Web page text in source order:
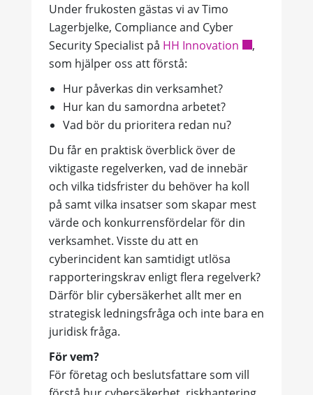
Under frukosten gästas vi avTimo
Lagerbjelke, Compliance and Cyber
Security Specialist på HH Innovation
,
som hjälper oss att förstå:
Hur påverkas din verksamhet?
Hur kan du samordna arbetet?
Vad bör du prioritera redan nu?
Du får en praktisk överblick över de
viktigaste regelverken, vad de innebär
och vilka tidsfrister du behöver ha koll
på samt vilka insatser som skapar mest
värde och konkurrensfördelar för din
verksamhet. Visste du att en
cyberincident kan samtidigt utlösa
rapporteringskrav enligt flera regelverk?
Därför blir cybersäkerhet allt mer en
strategisk ledningsfråga och inte bara en
juridisk fråga.
För vem?
För företag och beslutsfattare som vill